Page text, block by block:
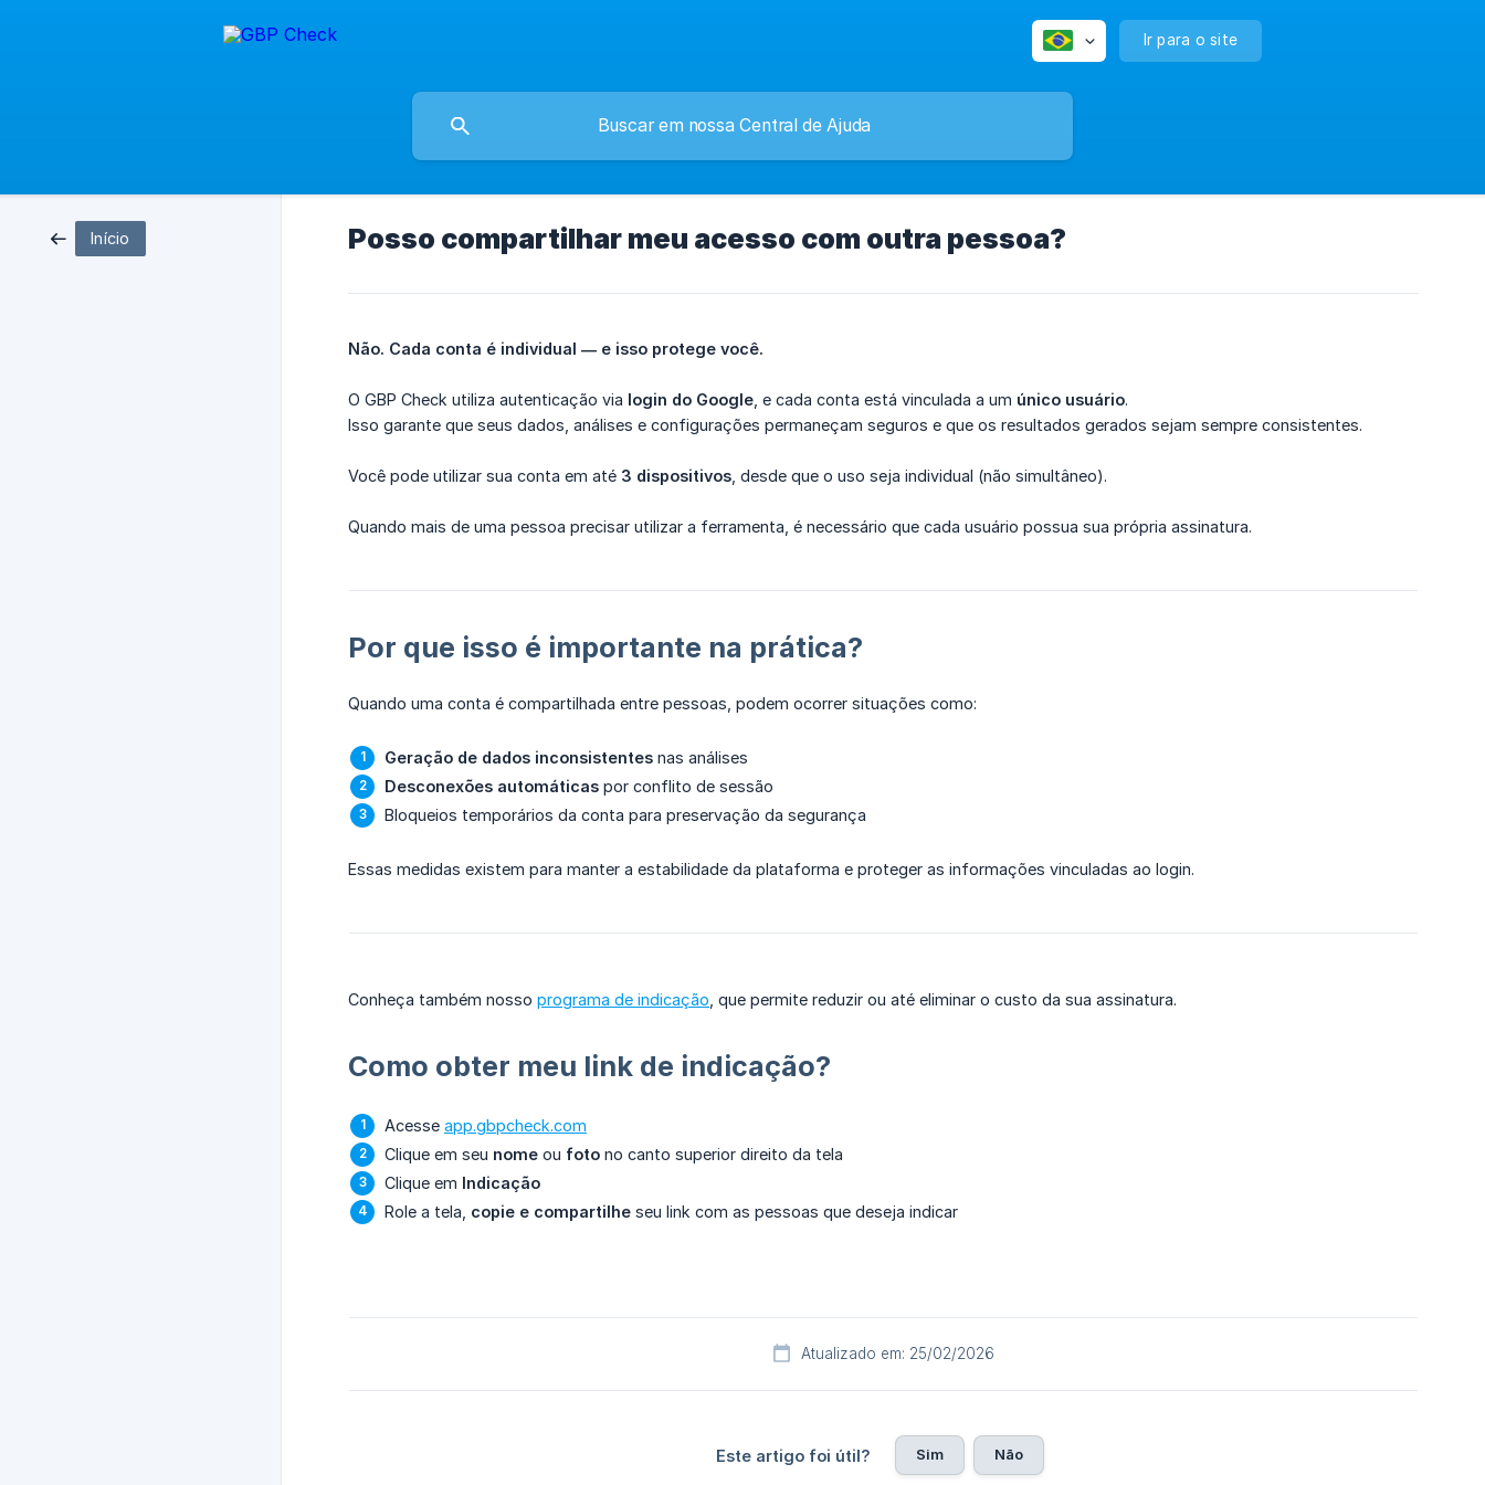
Ir para o site
Início Posso compartilhar meu acesso com outra pessoa?
Não. Cada conta é individual — e isso protege você.
O GBP Check utiliza autenticação via login do Google , e cada conta está vinculada a um único usuário.
Isso garante que seus dados, análises e configurações permaneçam seguros e que os resultados gerados sejam sempre consistentes.
Você pode utilizar sua conta em até 3 dispositivos , desde que o uso seja individual (não simultâneo).
Quando mais de uma pessoa precisar utilizar a ferramenta, é necessário que cada usuário possua sua própria assinatura.
Por que isso é importante na prática?
Quando uma conta é compartilhada entre pessoas, podem ocorrer situações como:
Geração de dados inconsistentes nas análises
Desconexões automáticas por conflito de sessão
Bloqueios temporários da conta para preservação da segurança
Essas medidas existem para manter a estabilidade da plataforma e proteger as informações vinculadas ao login.
Conheça também nosso programa de indicação , que permite reduzir ou até eliminar o custo da sua assinatura.
Como obter meu link de indicação?
Acesse app.gbpcheck.com
Clique em seu nome ou foto no canto superior direito da tela
Clique em Indicação
Role a tela, copie e compartilhe seu link com as pessoas que deseja indicar
Atualizado em: 25/02/2026
Este artigo foi útil? Sim Não